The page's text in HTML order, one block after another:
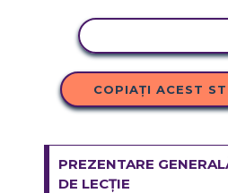
COPIAȚI ACEST
PREZENTARE
DE LECȚIE